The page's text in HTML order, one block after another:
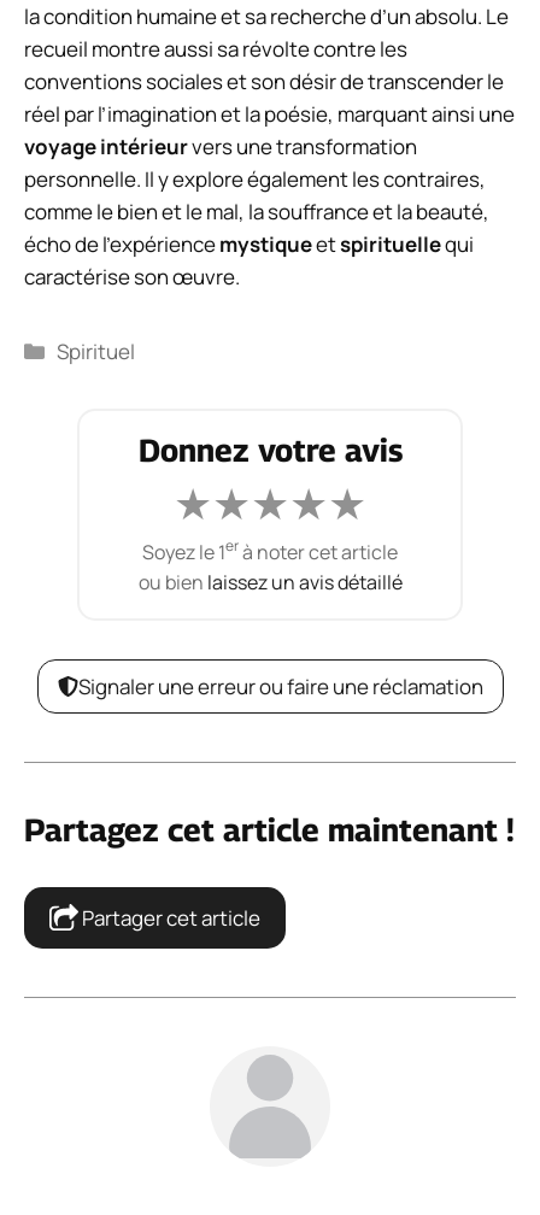
la condition humaine et sa recherche d’un absolu. Le
recueil montre aussi sa révolte contre les
conventions sociales et son désir de transcender le
réel par l’imagination et la poésie, marquant ainsi une
voyage intérieurvers une transformation
personnelle. Il y explore également les contraires,
comme le bien et le mal, la souffrance et la beauté,
écho de l’expériencemystiqueetspirituellequi
caractérise son œuvre.
Catégories
Spirituel
Donnez votre avis
★★★★★
Soyez le 1erà noter cet article
ou bien laissez un avis détaillé
Signaler une erreur ou faire une réclamation
Partagez cet article maintenant !
Partager cet article